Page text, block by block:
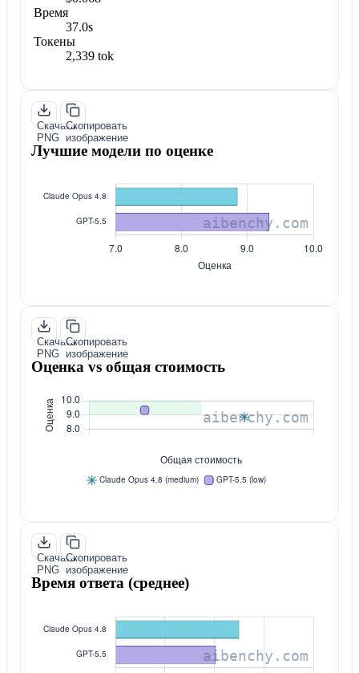
Время
37.0s
Токены
2,339 tok
Скачать
PNG
Скопировать
изображение
Лучшие модели по оценке
Скачать
PNG
Скопировать
изображение
Оценка vs общая стоимость
Скачать
PNG
Скопировать
изображение
Время ответа (среднее)